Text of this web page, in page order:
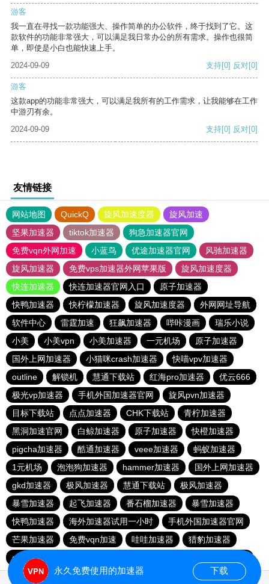
游客
我一直在寻找一款功能强大、操作简单的办公软件，终于找到了它。这
款软件的功能非常强大，可以满足我日常办公的所有需求。操作也很简
单，即使是小白也能快速上手。
2024-09-09
支持[0] 反对[0]
游客
这款app的功能非常强大，可以满足我所有的工作需求，让我能够在工作
中游刃有余。
2024-09-09
支持[0] 反对[0]
友情链接
网站地图 QuickQ 旋风加速度器
旋风加速
坚果加速器
tiktok加速器
狗急加速器官网
免费vqn外网加速
小蓝鸟 优途加速器官网
风驰加速器
旋风加速器
免费vps加速器外网苹果版
旋风加速度器
快连加速器
快连加速器官网入口
原子加速器
快鸭加速器
快柠檬加速器 旋风加速度器
外网网址导航
软件中心
雷霆加速 狂飙加速器 哔咔漫画
瑞乐小说
小美
小美vpn 小美加速器 一元机场
原子加速器
国外上网加速器
小猫咪crash加速器
快喵vpv加速器
outline
解锁机 慧通下载站 红海pro加速器
优云666
极光vp加速器
手机外国加速器官网
旋风pvn加速器
目标下载站
点点加速器 CHK下载站
青柠加速器
黑洞加速官网
白鲸加速器 原子加速器
快橙加速器
pigcha加速器
酷通加速器 veee加速器
蚂蚁加速器
1元机场
泡泡狗加速器 hammer加速器
国外上网加速器
gkd加速器
极风加速器 慧通下载站
极风加速器
暴雪加速器
起飞加速器 番石榴加速器
暴雪加速器
快鸭加速器
海外加速器试用一小时
手机外国加速器官网
芒果加速器
免费vqn加速 哇哇加速器
猎豹加速器
gkd加速器
永久免费使用的加速器 下载